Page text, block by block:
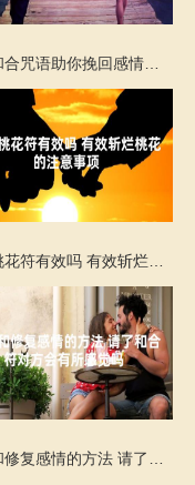
夫妻和合咒语助你挽回感情，挽回感情的方法还有哪些
斩烂桃花符有效吗 有效斩烂桃花的注意事项
挽留和修复感情的方法 请了和合符对方会有所感觉吗